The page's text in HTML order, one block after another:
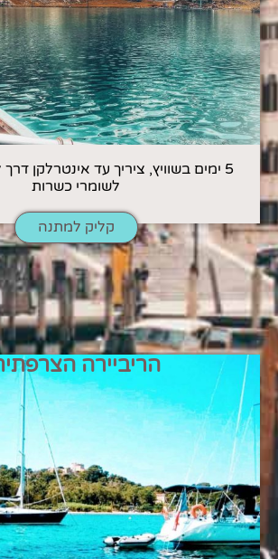
5 ימים בשוויץ, ציריך עד אינטרלקן
לשומרי כשרות
קליק למתנה
הריביירה